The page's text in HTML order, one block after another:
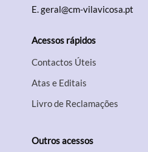
E.geral@cm-vilavicosa.pt
Acessos rápidos
Contactos Úteis
Atas e Editais
Livro de Reclamações
Outros acessos